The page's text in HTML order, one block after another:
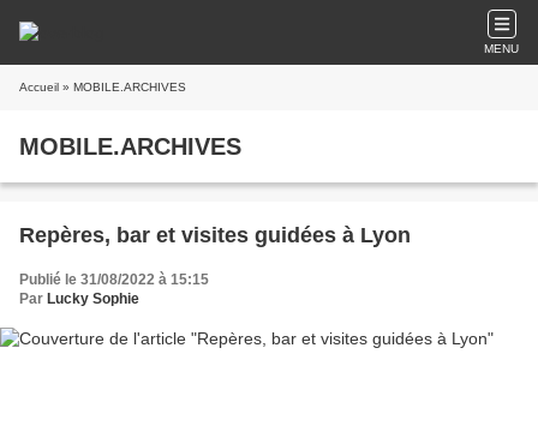
MENU
Accueil » MOBILE.ARCHIVES
MOBILE.ARCHIVES
Repères, bar et visites guidées à Lyon
Publié le 31/08/2022 à 15:15
Par Lucky Sophie